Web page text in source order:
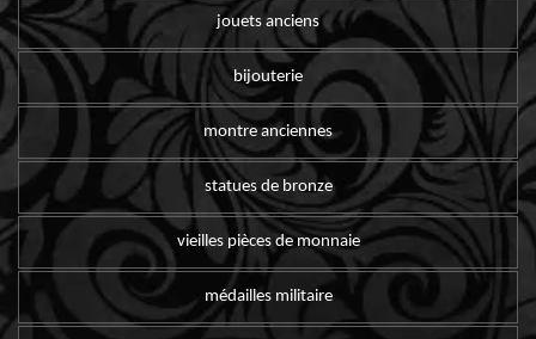
jouets anciens
bijouterie
montre anciennes
statues de bronze
vieilles pièces de monnaie
médailles militaire